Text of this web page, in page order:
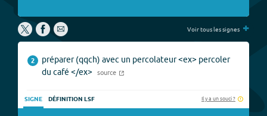
Voir tous les signes +
2
préparer (qqch) avec un percolateur <ex> percoler
du café </ex>
source
SIGNE DÉFINITION LSF Il y a un souci ?